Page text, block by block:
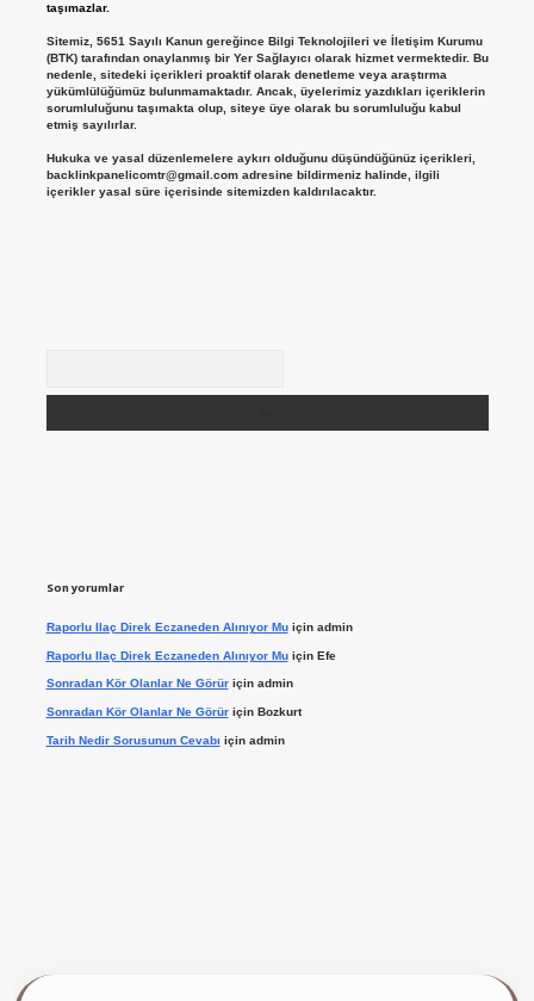
taşımazlar.
Sitemiz, 5651 Sayılı Kanun gereğince Bilgi Teknolojileri ve İletişim Kurumu
(BTK) tarafından onaylanmış bir Yer Sağlayıcı olarak hizmet vermektedir. Bu
nedenle, sitedeki içerikleri proaktif olarak denetleme veya araştırma
yükümlülüğümüz bulunmamaktadır. Ancak, üyelerimiz yazdıkları içeriklerin
sorumluluğunu taşımakta olup, siteye üye olarak bu sorumluluğu kabul
etmiş sayılırlar.
Hukuka ve yasal düzenlemelere aykırı olduğunu düşündüğünüz içerikleri,
backlinkpanelicomtr@gmail.comadresine bildirmeniz halinde, ilgili
içerikler yasal süre içerisinde sitemizden kaldırılacaktır.
Son yorumlar
Raporlu Ilaç Direk Eczaneden Alınıyor Muiçin admin
Raporlu Ilaç Direk Eczaneden Alınıyor Muiçin Efe
Sonradan Kör Olanlar Ne Görüriçin admin
Sonradan Kör Olanlar Ne Görüriçin Bozkurt
Tarih Nedir Sorusunun Cevabı için admin